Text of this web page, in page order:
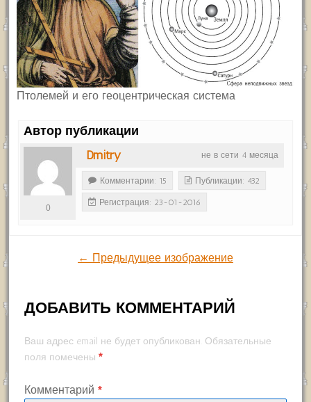
Птолемей и его геоцентрическая система
Автор публикации
не в сети 4 месяца
Dmitry
0
Комментарии: 15 Публикации: 432
Регистрация: 23-01-2016
← Предыдущее изображение
ДОБАВИТЬ КОММЕНТАРИЙ
Ваш адрес email не будет опубликован. Обязательные
поля помечены *
Комментарий *